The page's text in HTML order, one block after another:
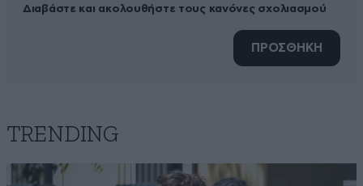
Διαβάστε και ακολουθήστε τους κανόνες σχολιασμού
ΠΡΟΣΘΗΚΗ
TRENDING